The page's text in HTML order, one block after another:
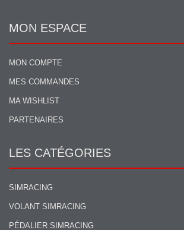
MON ESPACE
MON COMPTE
MES COMMANDES
MA WISHLIST
PARTENAIRES
LES CATÉGORIES
SIMRACING
VOLANT SIMRACING
PÉDALIER SIMRACING